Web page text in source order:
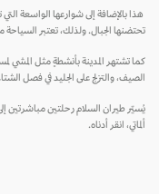
هذا بالإضافة إلى شوارعها الواسعة التي
تحتضنها الجبال. ولذلك، تعتبر السياحة من
كما تشتهر المدينة بأنشطةٍ مثل المشي
الصيف، والتزلج على الجليد في فصل الشتاء
يُسيّر طيران السلام رحلتين مباشرتين إلى
ألماتي، انقر أدناه.